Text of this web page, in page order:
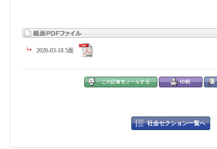
2026-03-18 5面
社会セクション一覧へ